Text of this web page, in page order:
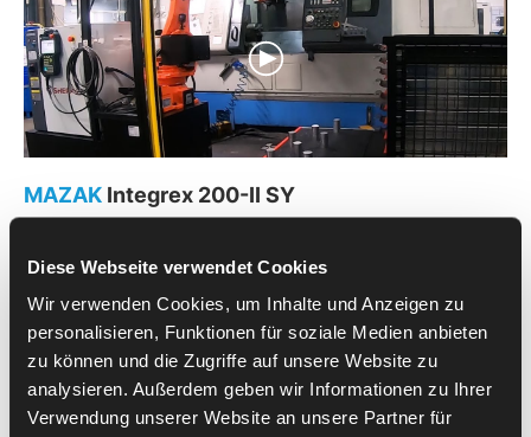
Diese Webseite verwendet Cookies
Wir verwenden Cookies, um Inhalte und Anzeigen zu
personalisieren, Funktionen für soziale Medien anbieten
zu können und die Zugriffe auf unsere Website zu
analysieren. Außerdem geben wir Informationen zu Ihrer
Verwendung unserer Website an unsere Partner für
MAZAK Integrex 200-II SY
Αυτοματοποίηση ενός κέντρου τόρνευσης-φρεζαρίσματος
παρέχονται μέσω Spacebox.